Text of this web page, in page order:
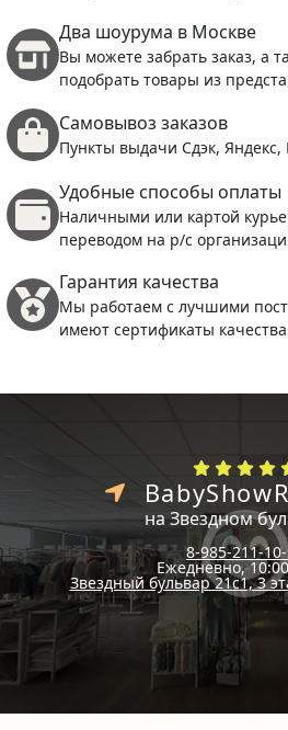
Два шоурума в Москве
Вы можете забрать заказ, а
подобрать товары из
Самовывоз заказов
Пункты выдачи Сдэк, Яндекс,
Удобные способы оплаты
Наличными или картой
переводом на р/с
Гарантия качества
Мы работаем с лучшими
имеют сертификаты качества
на Звездном
8-985-211-
Ежедневно,
Звездный бульвар 21с1, 3